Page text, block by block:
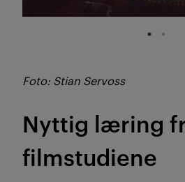
Foto: Stian Servoss
Nyttig læring
filmstudiene